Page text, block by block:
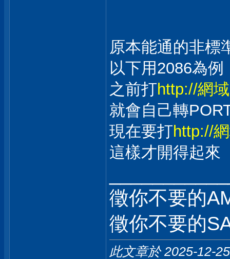
原本能通的非標
以下用2086為例
之前打http://網域
就會自己轉
現在要打http://
這樣才開得起來
徵你不要的
徵你不要的
此文章於 2025-12-